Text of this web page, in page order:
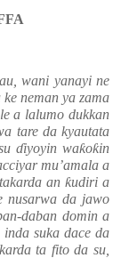
wani yanayi ne
neman ya zama
a lalumo dukkan
tare da kyautata
ɗiyoyin waƙoƙin
mu’amala a
anƙudiri a
nusarwa da jawo
daban domin a
suka dace da
ta fito da su,